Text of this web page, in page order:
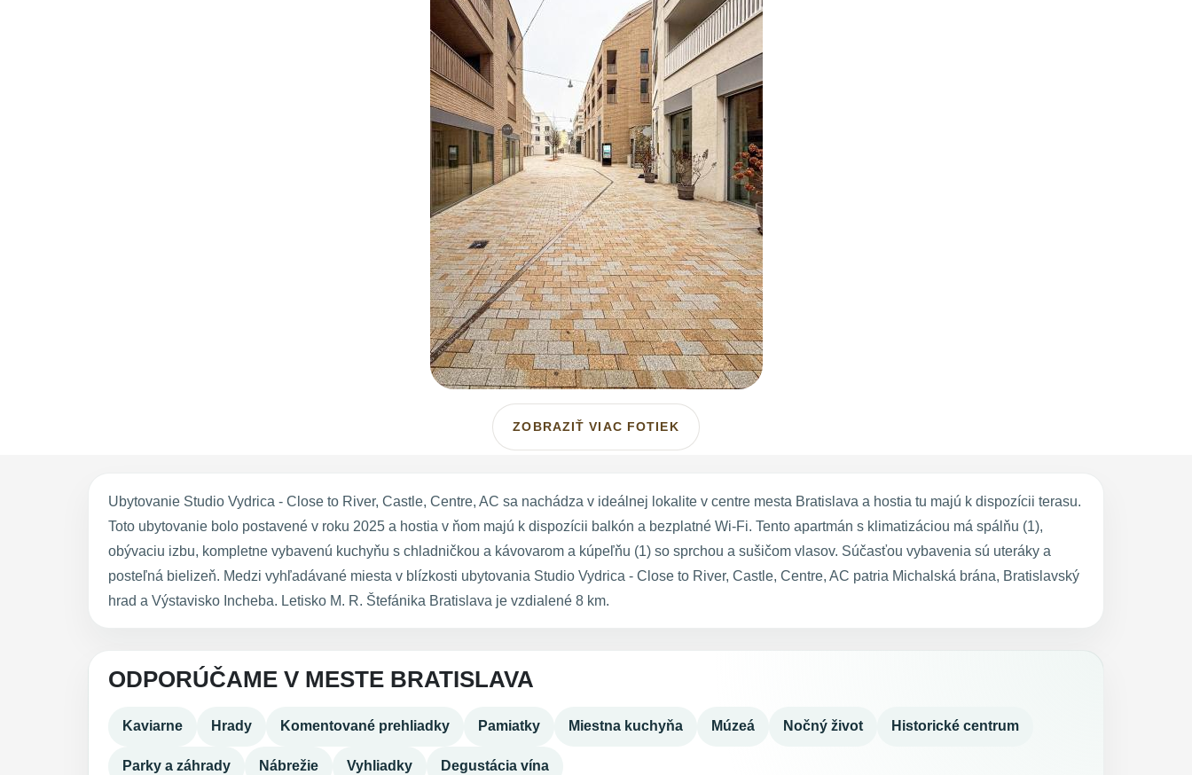
ZOBRAZIŤ VIAC FOTIEK
Ubytovanie Studio Vydrica - Close to River, Castle, Centre, AC sa nachádza v ideálnej lokalite v centre mesta Bratislava a hostia tu majú k dispozícii terasu.
Toto ubytovanie bolo postavené v roku 2025 a hostia v ňom majú k dispozícii balkón a bezplatné Wi-Fi. Tento apartmán s klimatizáciou má spálňu (1),
obývaciu izbu, kompletne vybavenú kuchyňu s chladničkou a kávovarom a kúpeľňu (1) so sprchou a sušičom vlasov. Súčasťou vybavenia sú uteráky a
posteľná bielizeň. Medzi vyhľadávané miesta v blízkosti ubytovania Studio Vydrica - Close to River, Castle, Centre, AC patria Michalská brána, Bratislavský
hrad a Výstavisko Incheba. Letisko M. R. Štefánika Bratislava je vzdialené 8 km.
ODPORÚČAME V MESTE BRATISLAVA
Kaviarne Hrady Komentované prehliadky Pamiatky Miestna kuchyňa Múzeá Nočný život Historické centrum
Parky a záhrady Nábrežie Vyhliadky Degustácia vína